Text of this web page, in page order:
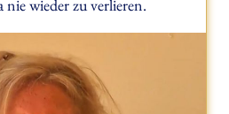
wieder zu verlieren.